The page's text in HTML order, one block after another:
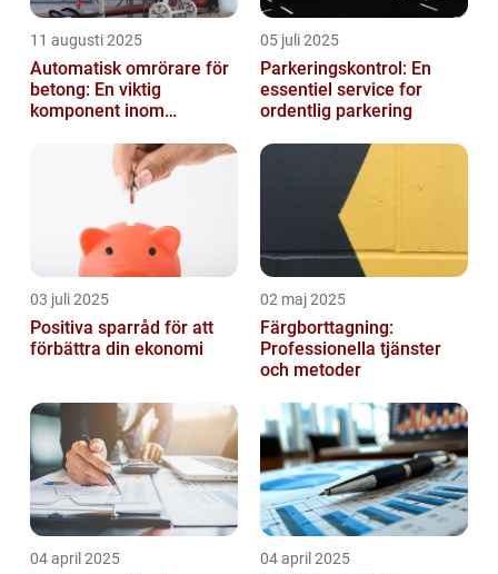
11 augusti 2025
Automatisk omrörare för
betong: En viktig
komponent inom
05 juli 2025
Parkeringskontrol: En
essentiel service for
ordentlig parkering
03 juli 2025
Positiva sparråd för att
förbättra din ekonomi
02 maj 2025
Färgborttagning:
Professionella tjänster
och metoder
04 april 2025 04 april 2025